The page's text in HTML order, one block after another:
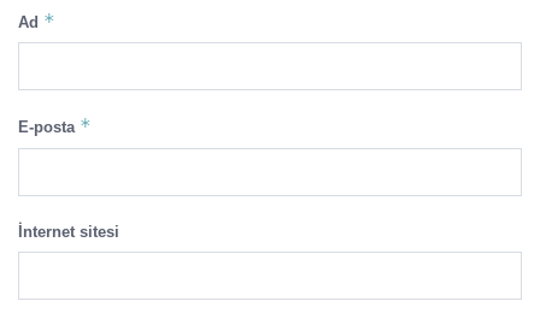
Ad *
E-posta *
İnternet sitesi